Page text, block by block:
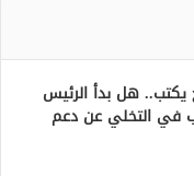
يكتب.. هل بدأ الرئيس
في التخلي عن دعم